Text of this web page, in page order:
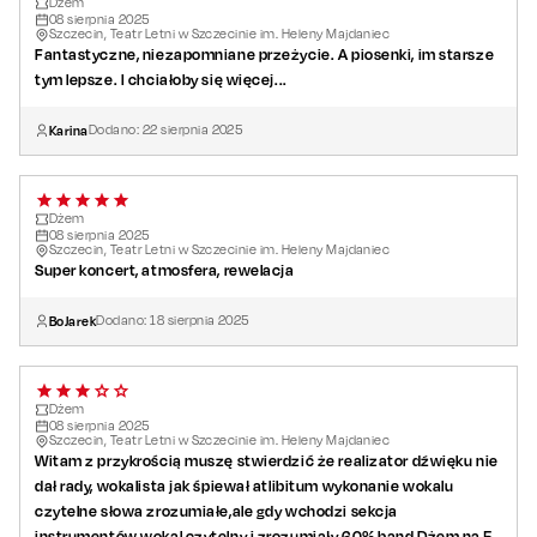
Jerzy Styczyński
Janusz Borzucki– instrumenty klawiszowe
Benedykt „Beno” Otręba– bas, śpiew
08 sierpnia 2025
Szczecin, Teatr Letni w Szczecinie im. Heleny Majdaniec
Fantastyczne, niezapomniane przeżycie. A piosenki, im starsze
tym lepsze. I chciałoby się więcej...
KarinaDodano: 22 sierpnia 2025
Dżem
08 sierpnia 2025
Szczecin, Teatr Letni w Szczecinie im. Heleny Majdaniec
Super koncert, atmosfera, rewelacja
BoJarekDodano:18 sierpnia 2025
Dżem
08 sierpnia 2025
Szczecin, Teatr Letni w Szczecinie im. Heleny Majdaniec
Witam z przykrością muszę stwierdzić że realizator dźwięku nie
dał rady, wokalista jak śpiewał atlibitum wykonanie wokalu
czytelne słowa zrozumiałe,ale gdy wchodzi sekcja